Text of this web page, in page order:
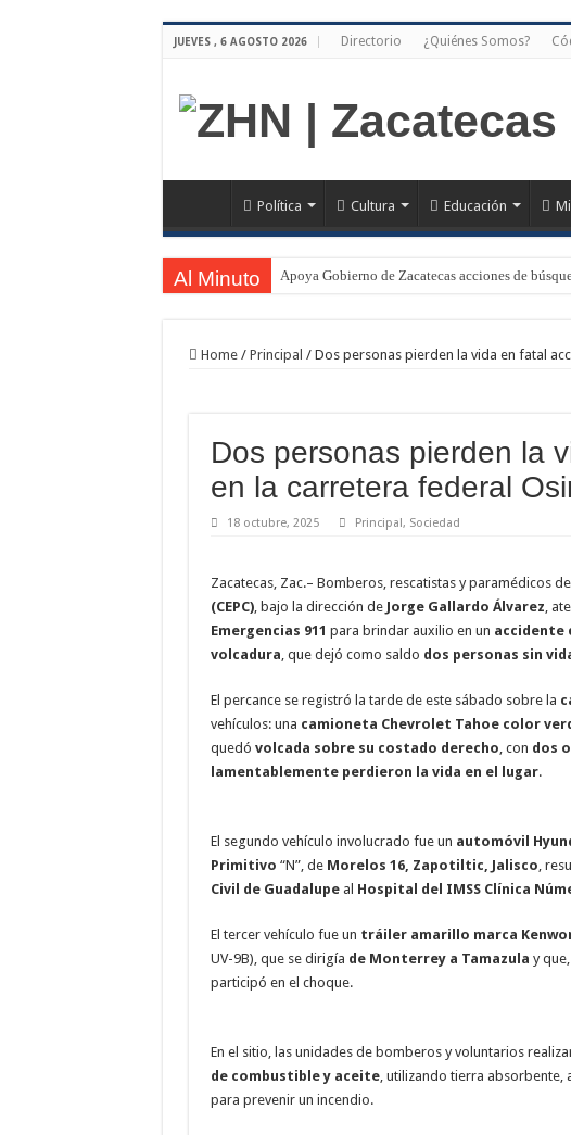
JUEVES , 6 AGOSTO 2026 Directorio ¿Quiénes Somos?
Política Cultura Educación
Al Minuto Apoya Gobierno de Zacatecas acciones de
Home / Principal / Dos personas pierden la vida en fatal
Dos personas pierden la
en la carretera federal
18 octubre, 2025 Principal, Sociedad
Zacatecas, Zac.– Bomberos, rescatistas y paramédicos
(CEPC), bajo la dirección de Jorge Gallardo Álvarez ,
Emergencias 911 para brindar auxilio en un accidente
volcadura , que dejó como saldo dos personas sin
El percance se registró la tarde de este sábado sobre la
vehículos: una camioneta Chevrolet Tahoe color
quedó volcada sobre su costado derecho , con dos
lamentablemente perdieron la vida en el lugar.
El segundo vehículo involucrado fue un automóvil
Primitivo “N”, de Morelos 16, Zapotiltic, Jalisco ,
Civil de Guadalupeal Hospital del IMSS Clínica
El tercer vehículo fue un tráiler amarillo marca
UV-9B), que se dirigía de Monterrey a Tamazula y
participó en el choque.
En el sitio, las unidades de bomberos y voluntarios
de combustible y aceite, utilizando tierra absorbente,
para prevenir un incendio.